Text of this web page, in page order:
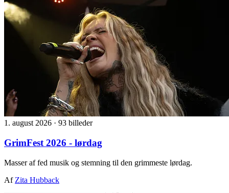
1. august 2026 · 93 billeder
GrimFest 2026 - lørdag
Masser af fed musik og stemning til den grimmeste lørdag.
Af Zita Hubback